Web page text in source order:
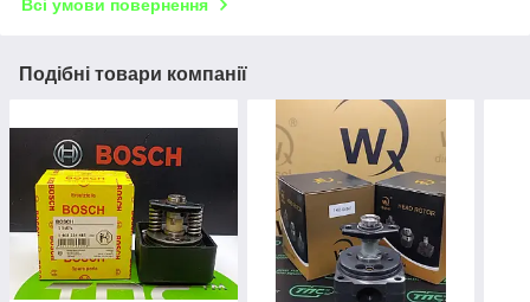
Всі умови повернення
Подібні товари компанії